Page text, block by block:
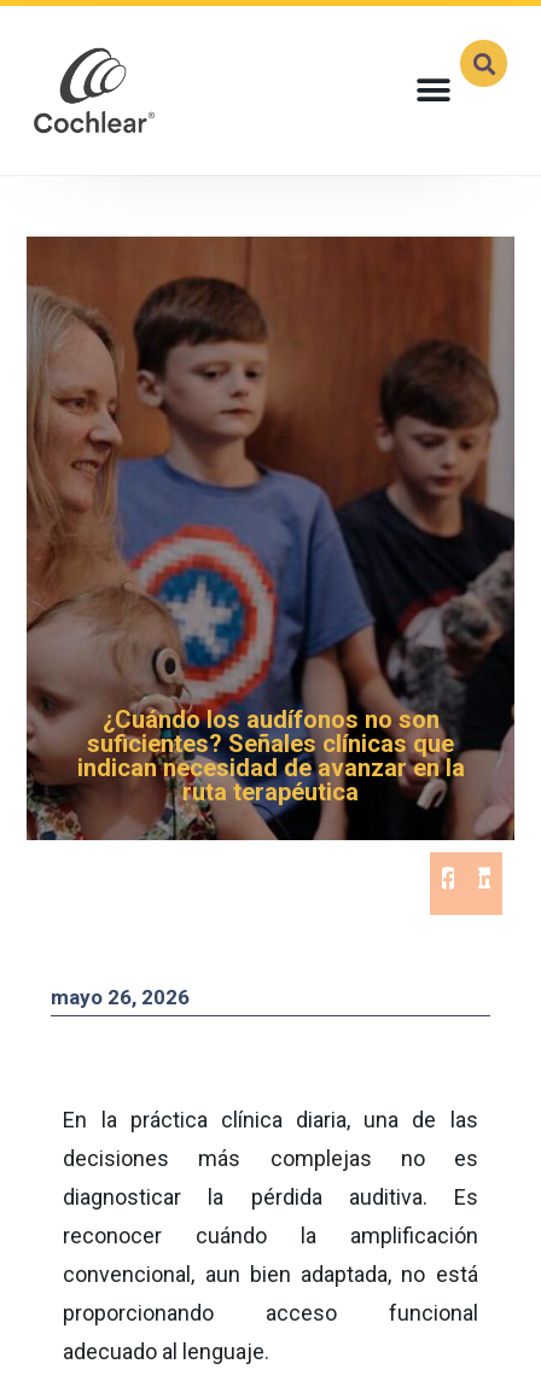
¿Cuándo los audífonos no son
suficientes? Señales clínicas que
indican necesidad de avanzar en la
ruta terapéutica
mayo 26, 2026
En la práctica clínica diaria, una de las
decisiones más complejas no es
diagnosticar la pérdida auditiva. Es
reconocer cuándo la amplificación
convencional, aun bien adaptada, no está
proporcionando acceso funcional
adecuado al lenguaje.